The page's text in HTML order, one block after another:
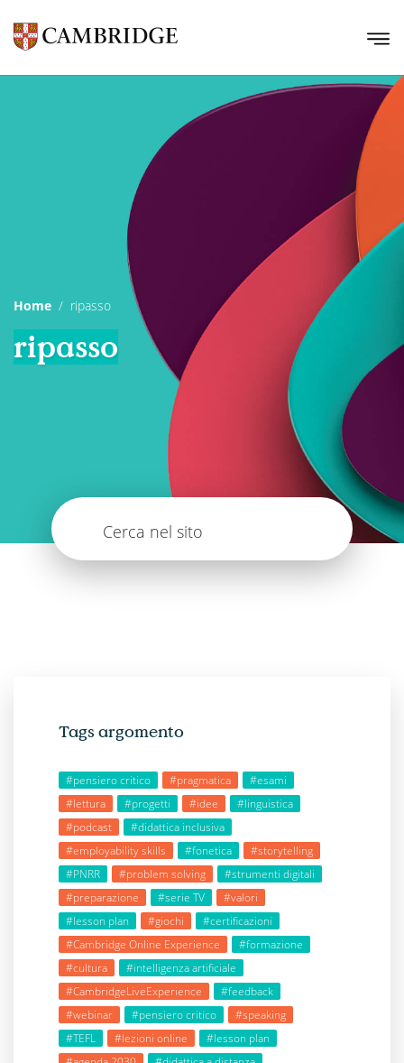
Home ripasso
ripasso
Cerca nel sito
Tags argomento
#pensiero critico #pragmatica
#esami
#lettura
#progetti #idee
#linguistica
#podcast
#didattica inclusiva
#employability skills
#fonetica
#storytelling
#PNRR
#problem solving
#strumenti digitali
#preparazione
#serie TV
#valori
#lesson plan
#giochi
#certificazioni
#Cambridge Online Experience
#formazione
#cultura
#intelligenza artificiale
#CambridgeLiveExperience
#feedback
#webinar
#pensiero critico
#speaking
#TEFL
#lezioni online
#lesson plan